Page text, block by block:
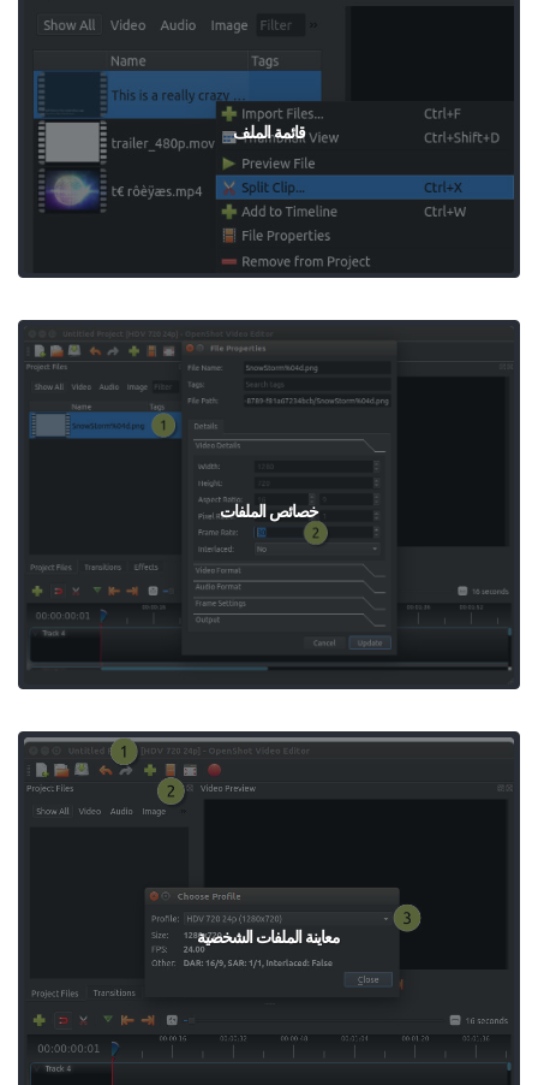
قائمة الملف
خصائص الملفات
معاينة الملفات الشخصية